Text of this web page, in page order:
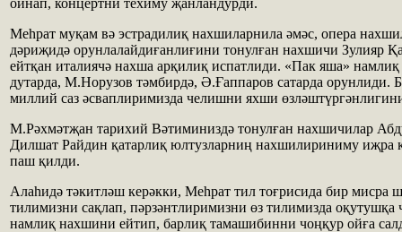
Меһрат муқам вә эстрадилиқ нахшиларнила әмәс, опера
дәриҗидә орунлалайдиғанлиғини тонулған нахшичи Зулияр
ейтқан италиячә нахша арқилиқ испатлиди. «Пак яша»
дутарда, М.Норузов тәмбирдә, Ә.Ғаппаров сатарда орунлиди.
миллий саз әсваплиримизда челишни яхши
М.Рәхмәтҗан тарихий Вәтиминиздә тонулған нахшичилар
Дилшат Райдин қатарлиқ юлтузларниң нахшилириниму иҗра
паш қилди.
Алаһидә тәкитләш керәкки, Меһрат тил тоғрисида бир мисра
тилимизни сақлап, пәрзәнтлиримизни өз тилимизда
намлиқ нахшини ейтип, барлиқ тамашибинни чоңқур ойға